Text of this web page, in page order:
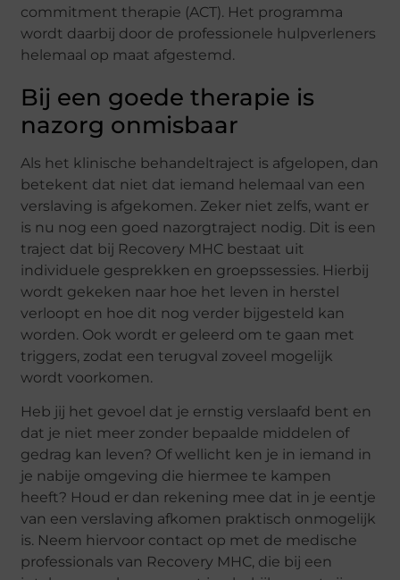
commitment therapie (ACT). Het programma
wordt daarbij door de professionele hulpverleners
helemaal op maat afgestemd.
Bij een goede therapie is
nazorg onmisbaar
Als het klinische behandeltraject is afgelopen, dan
betekent dat niet dat iemand helemaal van een
verslaving is afgekomen. Zeker niet zelfs, want er
is nu nog een goed nazorgtraject nodig. Dit is een
traject dat bij Recovery MHC bestaat uit
individuele gesprekken en groepssessies. Hierbij
wordt gekeken naar hoe het leven in herstel
verloopt en hoe dit nog verder bijgesteld kan
worden. Ook wordt er geleerd om te gaan met
triggers, zodat een terugval zoveel mogelijk
wordt voorkomen.
Heb jij het gevoel dat je ernstig verslaafd bent en
dat je niet meer zonder bepaalde middelen of
gedrag kan leven? Of wellicht ken je in iemand in
je nabije omgeving die hiermee te kampen
heeft? Houd er dan rekening mee dat in je eentje
van een verslaving afkomen praktisch onmogelijk
is. Neem hiervoor contact op met de medische
professionals van Recovery MHC, die bij een